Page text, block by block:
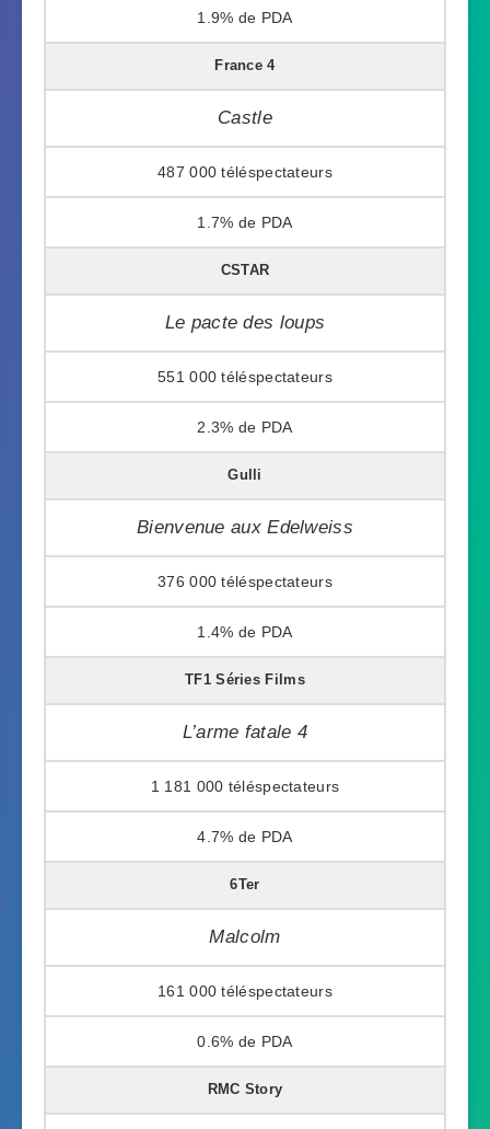
1.9%
France 4
Castle
487 000
1.7%
CSTAR
Le pacte des loups
551 000
2.3%
Gulli
Bienvenue aux Edelweiss
376 000
1.4%
TF1 Séries Films
L’arme fatale 4
1 181 000
4.7%
6Ter
Malcolm
161 000
0.6%
RMC Story